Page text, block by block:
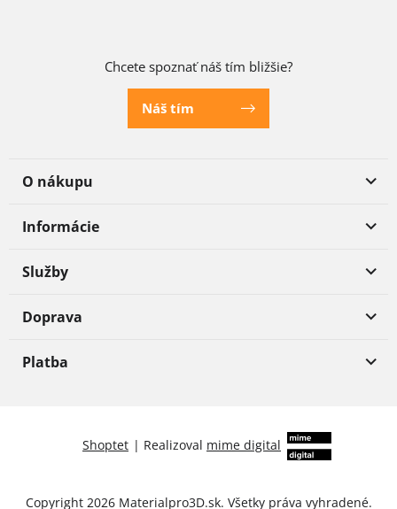
Chcete spoznať náš tím bližšie?
Náš tím
O nákupu
Informácie
Služby
Doprava
Platba
Shoptet | Realizoval mime digital
Copyright 2026 Materialpro3D.sk. Všetky práva vyhradené.